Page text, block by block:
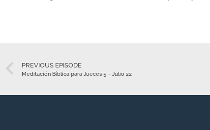
PREVIOUS EPISODE
Meditación Bíblica para Jueces 5 – Julio 22